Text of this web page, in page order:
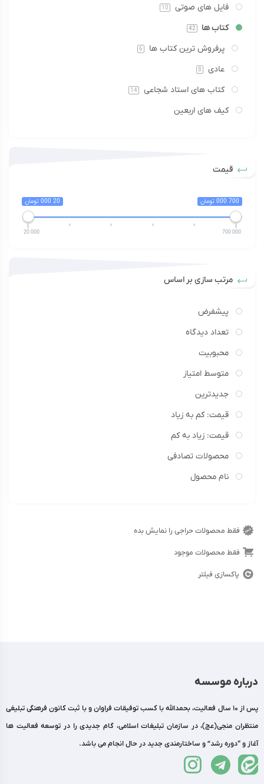
فایل های صوتی 10
کتاب ها 42
پرفروش ترین کتاب ها 6
عادی 8
کتاب های استاد شجاعی 14
کیف های اربعین
قیمت
20 000 تومان 700 000 تومان
20 000 700 000
مرتب سازی بر اساس
پیشفرض
تعداد دیدگاه
محبوبیت
متوسط امتیاز
جدیدترین
قیمت: کم به زیاد
قیمت: زیاد به کم
محصولات تصادفی
نام محصول
فقط محصولات حراجی را نمایش بده
فقط محصولات موجود
پاکسازی فیلتر
درباره موسسه
پس از 10 سال فعالیت، بحمدالله با کسب توفیقات فراوان و با ثبت کانون فرهنگی تبلیغی
منتظران منجی(عج)، در سازمان تبلیغات اسلامی، گام جدیدی را در توسعه فعالیت ها
آغاز و “دوره رشد” و ساختارمندی جدید در حال انجام می باشد.